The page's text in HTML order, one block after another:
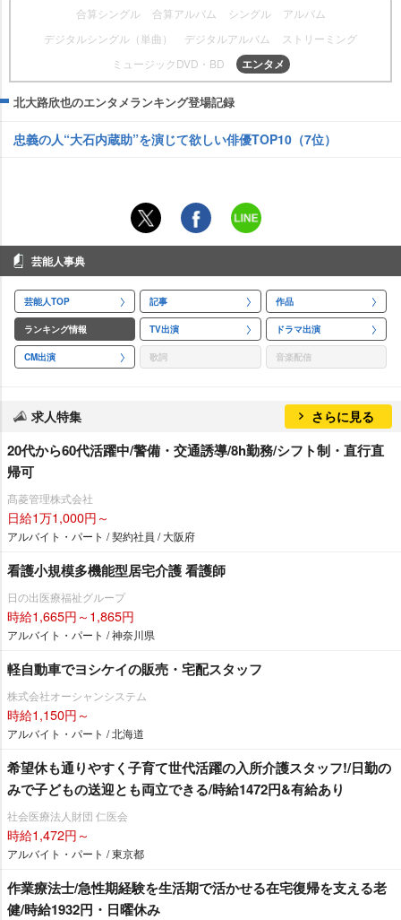
合算シングル 合算アルバム シングル
アルバム
デジタルシングル（単曲）
デジタルアルバム
ストリーミング
ミュージックDVD・BD
エンタメ
北大路欣也のエンタメランキング登場記録
忠義の人“大石内蔵助”を演じて欲しい俳優TOP10（7位）
芸能人事典
芸能人TOP 記事 作品
ランキング情報 TV出演 ドラマ出演
CM出演 歌詞 音楽配信
求人特集 さらに見る
20代から60代活躍中/警備・交通誘導/8h勤務/シフト制・直行直
帰可
髙菱管理株式会社
日給1万1,000円～
アルバイト・パート / 契約社員 / 大阪府
看護小規模多機能型居宅介護 看護師
日の出医療福祉グループ
時給1,665円～1,865円
アルバイト・パート / 神奈川県
軽自動車でヨシケイの販売・宅配スタッフ
株式会社オーシャンシステム
時給1,150円～
アルバイト・パート / 北海道
希望休も通りやすく子育て世代活躍の入所介護スタッフ!/日勤の
みで子どもの送迎とも両立できる/時給1472円&有給あり
社会医療法人財団 仁医会
時給1,472円～
アルバイト・パート / 東京都
作業療法士/急性期経験を生活期で活かせる在宅復帰を支える老
健/時給1932円・日曜休み